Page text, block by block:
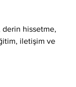
derin hissetme,
iletişim ve